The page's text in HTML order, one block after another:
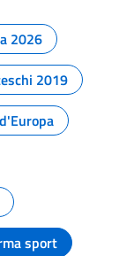
2026
2019
sport